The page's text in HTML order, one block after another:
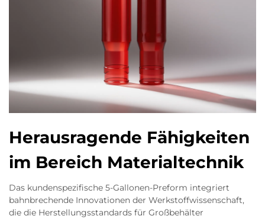
Herausragende Fähigkeiten
im Bereich Materialtechnik
Das kundenspezifische 5-Gallonen-Preform integriert
bahnbrechende Innovationen der Werkstoffwissenschaft,
die die Herstellungsstandards für Großbehälter